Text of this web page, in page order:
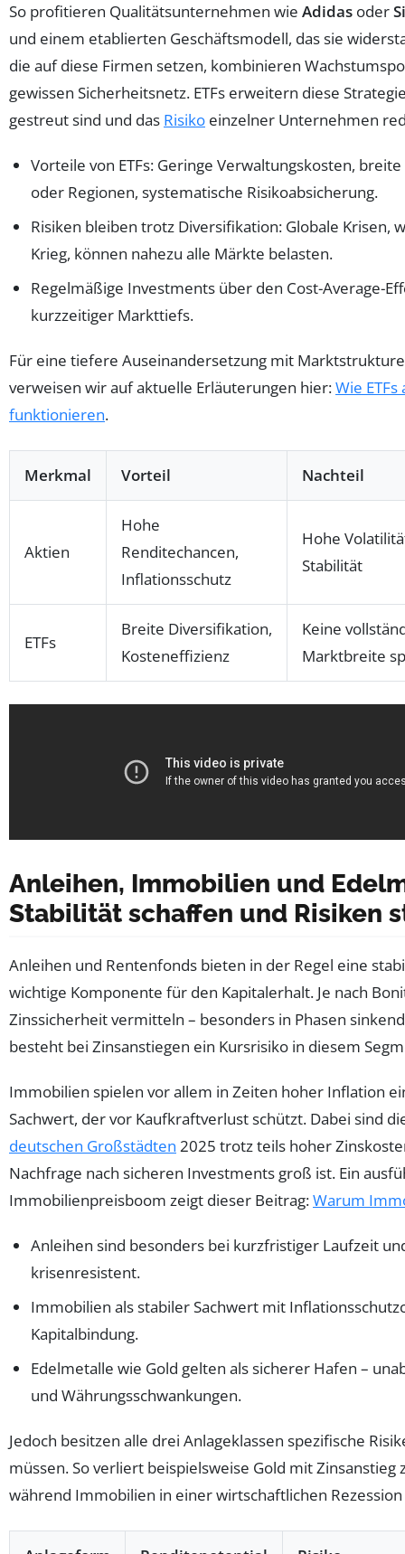
So profitieren Qualitätsunternehmen wie Adidas oder
und einem etablierten Geschäftsmodell, das sie
die auf diese Firmen setzen, kombinieren
gewissen Sicherheitsnetz. ETFs erweitern diese
gestreut sind und das Risiko einzelner Unternehmen
Vorteile von ETFs: Geringe Verwaltungskosten,
oder Regionen, systematische Risikoabsicherung.
Risiken bleiben trotz Diversifikation: Globale Krisen,
Krieg, können nahezu alle Märkte belasten.
Regelmäßige Investments über den Cost-Average-
kurzzeitiger Markttiefs.
Für eine tiefere Auseinandersetzung mit
verweisen wir auf aktuelle Erläuterungen hier:Wie
funktionieren.
Merkmal Vorteil Nachteil
Aktien
Hohe
Renditechancen,
Inflationsschutz
Hohe
Stabilität
ETFs
Breite Diversifikation,
Kosteneffizienz
Keine
Marktbreite
Anleihen, Immobilien und
Stabilität schaffen und Risiken
Anleihen und Rentenfonds bieten in der Regel eine
wichtige Komponente für den Kapitalerhalt. Je nach
Zinssicherheit vermitteln – besonders in Phasen
besteht bei Zinsanstiegen ein Kursrisiko in diesem
Immobilien spielen vor allem in Zeiten hoher Inflation
Sachwert, der vor Kaufkraftverlust schützt. Dabei sind
deutschen Großstädten 2025 trotz teils hoher
Nachfrage nach sicheren Investments groß ist. Ein
Immobilienpreisboom zeigt dieser Beitrag:Warum
Anleihen sind besonders bei kurzfristiger Laufzeit
krisenresistent.
Immobilien als stabiler Sachwert mit
Kapitalbindung.
Edelmetalle wie Gold gelten als sicherer Hafen –
und Währungsschwankungen.
Jedoch besitzen alle drei Anlageklassen spezifische
müssen. So verliert beispielsweise Gold mit
während Immobilien in einer wirtschaftlichen